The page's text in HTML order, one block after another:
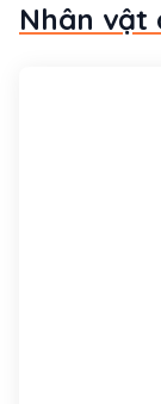
Nhân vật